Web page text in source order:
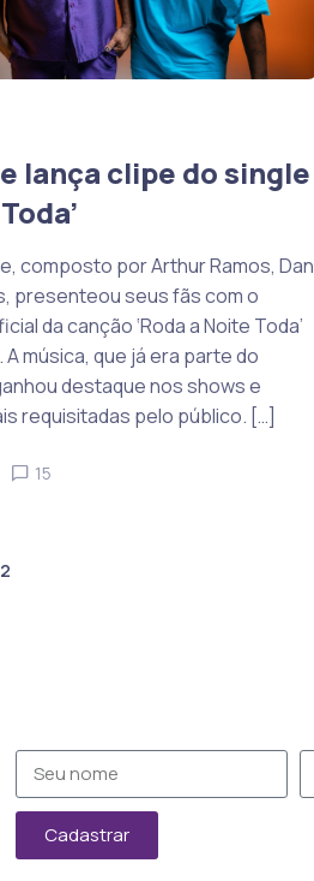
lança clipe do single
composto por Arthur Ramos, Dan
presenteou seus fãs com o
da canção ‘Roda a Noite Toda’
música, que já era parte do
destaque nos shows e
requisitadas pelo público. […]
15
Cadastrar